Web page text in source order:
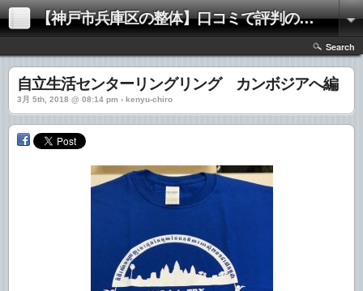
【神戸市兵庫区の整体】口コミで評判の「きむらけんゆう整体院」
Search
自立生活センターリングリング カンボジアへ編
3月 5th, 2018 @ 08:14 pm › kenyu-chiro